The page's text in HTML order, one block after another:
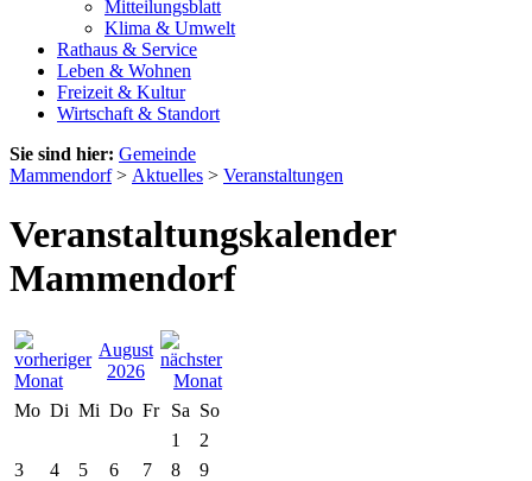
Mitteilungsblatt
Klima & Umwelt
Rathaus & Service
Leben & Wohnen
Freizeit & Kultur
Wirtschaft & Standort
Sie sind hier: Gemeinde
Mammendorf> Aktuelles > Veranstaltungen
Veranstaltungskalender
Mammendorf
August
2026
Mo Di Mi Do Fr Sa So
1
2
3
4 5 6 7 8
9